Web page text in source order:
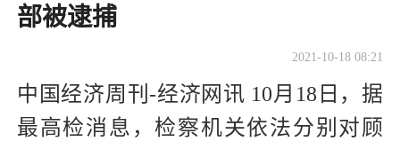
部被逮捕
2021-10-18 08:21
中国经济周刊-经济网讯 10月18日，据
最高检消息，检察机关依法分别对顾